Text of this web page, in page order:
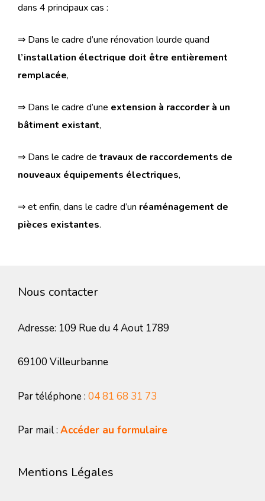
dans 4 principaux cas :
⇒ Dans le cadre d’une rénovation lourde quand
l’installation électrique doit être entièrement
remplacée,
⇒ Dans le cadre d’une extension à raccorder à un
bâtiment existant,
⇒ Dans le cadre de travaux de raccordements de
nouveaux équipements électriques,
⇒ et enfin, dans le cadre d’un réaménagement de
pièces existantes.
Nous contacter
Adresse: 109 Rue du 4 Aout 1789
69100 Villeurbanne
Par téléphone : 04 81 68 31 73
Par mail : Accéder au formulaire
Mentions Légales